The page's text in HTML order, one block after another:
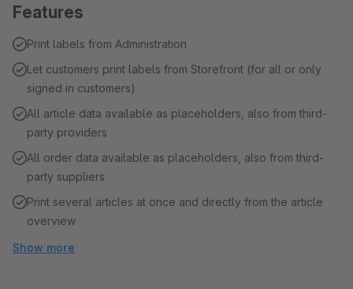
Features
Print labels from Administration
Let customers print labels from Storefront (for all or only
signed in customers)
All article data available as placeholders, also from third-
party providers
All order data available as placeholders, also from third-
party suppliers
Print several articles at once and directly from the article
overview
Show more